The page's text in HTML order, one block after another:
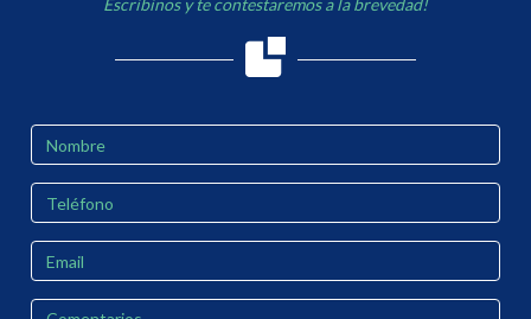
Escribinos y te contestaremos a la brevedad!